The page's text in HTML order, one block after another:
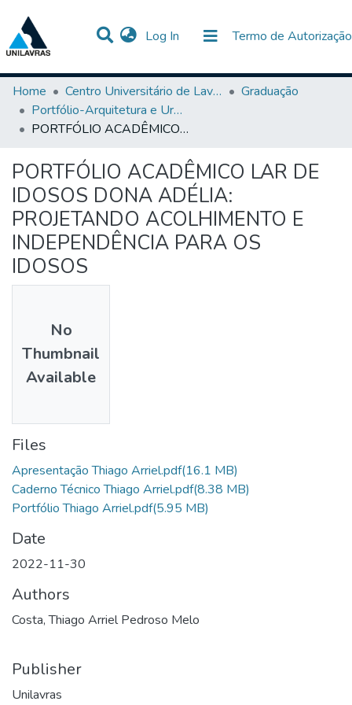
Log In (current) Termo de Autorização
Communities & Collections
Statistics
All of DSpace
Home
Centro Universitário de Lavras-UNILAVRAS
Graduação
Portfólio-Arquitetura e Urbanismo
PORTFÓLIO ACADÊMICO LAR DE IDOSOS DONA ADÉLIA: PROJETANDO ACOLHIMENTO E INDEPENDÊNCIA PARA OS IDOSOS
PORTFÓLIO ACADÊMICO LAR DE
IDOSOS DONA ADÉLIA:
PROJETANDO ACOLHIMENTO E
INDEPENDÊNCIA PARA OS
IDOSOS
No
Thumbnail
Available
Files
Apresentação Thiago Arriel.pdf(16.1 MB)
Caderno Técnico Thiago Arriel.pdf(8.38 MB)
Portfólio Thiago Arriel.pdf(5.95 MB)
Date
2022-11-30
Authors
Costa, Thiago Arriel Pedroso Melo
Publisher
Unilavras